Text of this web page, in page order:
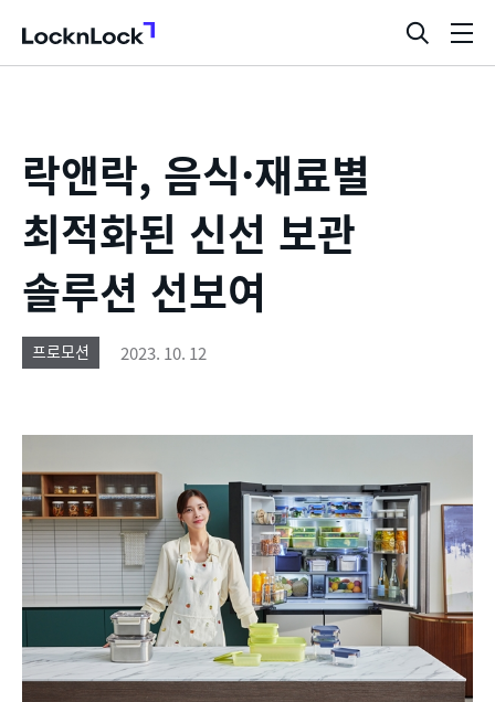
LocknLock
검
색
락앤락, 음식·재료별
최적화된 신선 보관
솔루션 선보여
프로모션 2023. 10. 12